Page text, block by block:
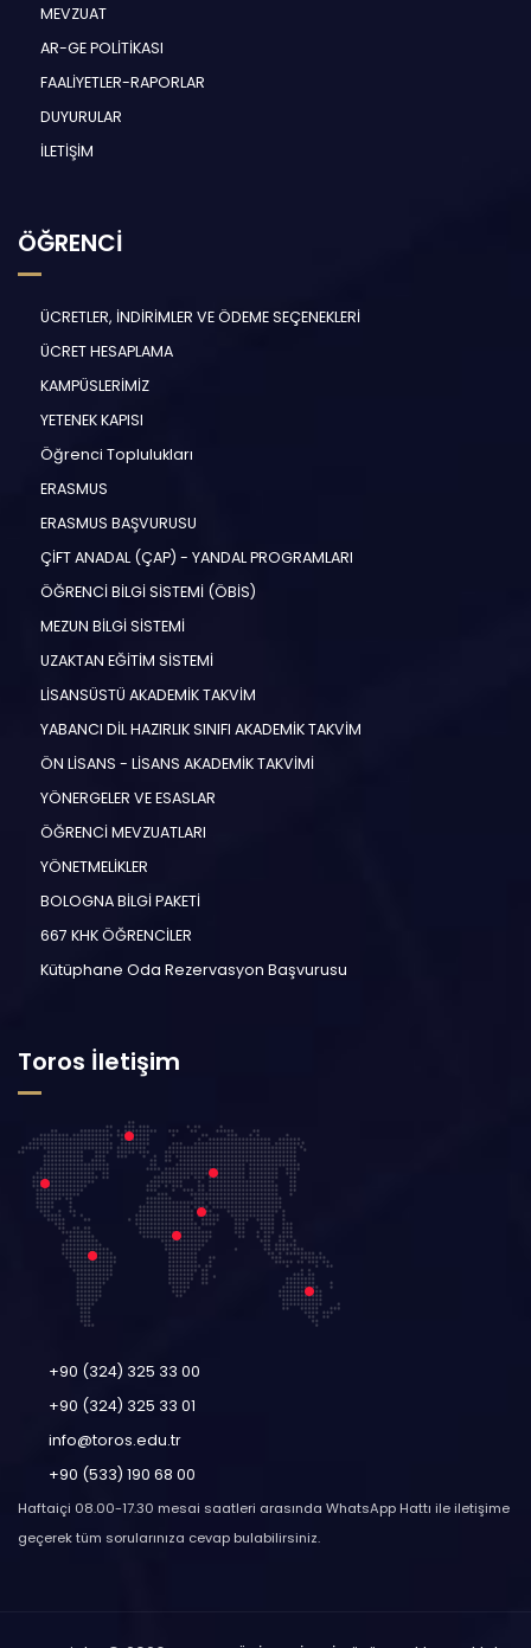
MEVZUAT
AR-GE POLİTİKASI
FAALİYETLER-RAPORLAR
DUYURULAR
İLETİŞİM
ÖĞRENCİ
ÜCRETLER, İNDİRİMLER VE ÖDEME SEÇENEKLERİ
ÜCRET HESAPLAMA
KAMPÜSLERİMİZ
YETENEK KAPISI
Öğrenci Toplulukları
ERASMUS
ERASMUS BAŞVURUSU
ÇİFT ANADAL (ÇAP) - YANDAL PROGRAMLARI
ÖĞRENCİ BİLGİ SİSTEMİ (ÖBİS)
MEZUN BİLGİ SİSTEMİ
UZAKTAN EĞİTİM SİSTEMİ
LİSANSÜSTÜ AKADEMİK TAKVİM
YABANCI DİL HAZIRLIK SINIFI AKADEMİK TAKVİM
ÖN LİSANS - LİSANS AKADEMİK TAKVİMİ
YÖNERGELER VE ESASLAR
ÖĞRENCİ MEVZUATLARI
YÖNETMELİKLER
BOLOGNA BİLGİ PAKETİ
667 KHK ÖĞRENCİLER
Kütüphane Oda Rezervasyon Başvurusu
Toros İletişim
+90 (324) 325 33 00
+90 (324) 325 33 01
info@toros.edu.tr
+90 (533) 190 68 00
Haftaiçi 08.00-17.30 mesai saatleri arasında WhatsApp Hattı ile iletişime
geçerek tüm sorularınıza cevap bulabilirsiniz.